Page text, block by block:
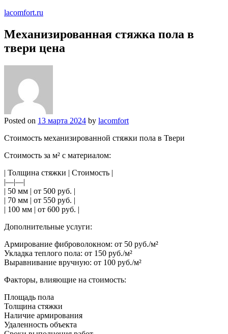
lacomfort.ru
Механизированная стяжка пола в
твери цена
Posted on 13 марта 2024 by lacomfort
Стоимость механизированной стяжки пола в Твери
Стоимость за м² с материалом:
| Толщина стяжки | Стоимость |
|—|—|
| 50 мм | от 500 руб. |
| 70 мм | от 550 руб. |
| 100 мм | от 600 руб. |
Дополнительные услуги:
Армирование фиброволокном: от 50 руб./м²
Укладка теплого пола: от 150 руб./м²
Выравнивание вручную: от 100 руб./м²
Факторы, влияющие на стоимость:
Площадь пола
Толщина стяжки
Наличие армирования
Удаленность объекта